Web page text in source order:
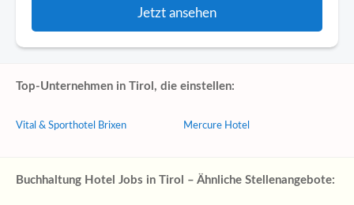
Jetzt ansehen
Top-Unternehmen in Tirol, die einstellen:
Vital & Sporthotel Brixen Mercure Hotel
Buchhaltung Hotel Jobs in Tirol – Ähnliche Stellenangebote: